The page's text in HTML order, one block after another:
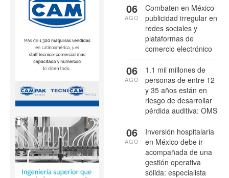
Combaten en México
publicidad irregular en
redes sociales y
plataformas de
comercio electrónico
06
AGO
1.1 mil millones de
personas de entre 12
y 35 años están en
riesgo de desarrollar
pérdida auditiva: OMS
06
AGO
Inversión hospitalaria
en México debe ir
acompañada de una
gestión operativa
sólida: especialista
06
AGO